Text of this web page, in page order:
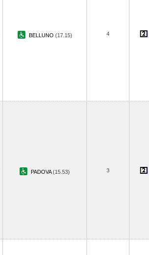
BELLUNO (17.15) 4
PADOVA(15.53) 3